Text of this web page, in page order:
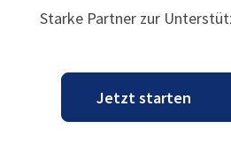
Starke Partner zur